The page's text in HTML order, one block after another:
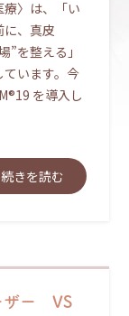
療〉は、「い
に、真皮
”を整える」
います。今
を導入し
続きを読む
ザー VS